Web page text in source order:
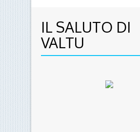
IL SALUTO DI
VALTU